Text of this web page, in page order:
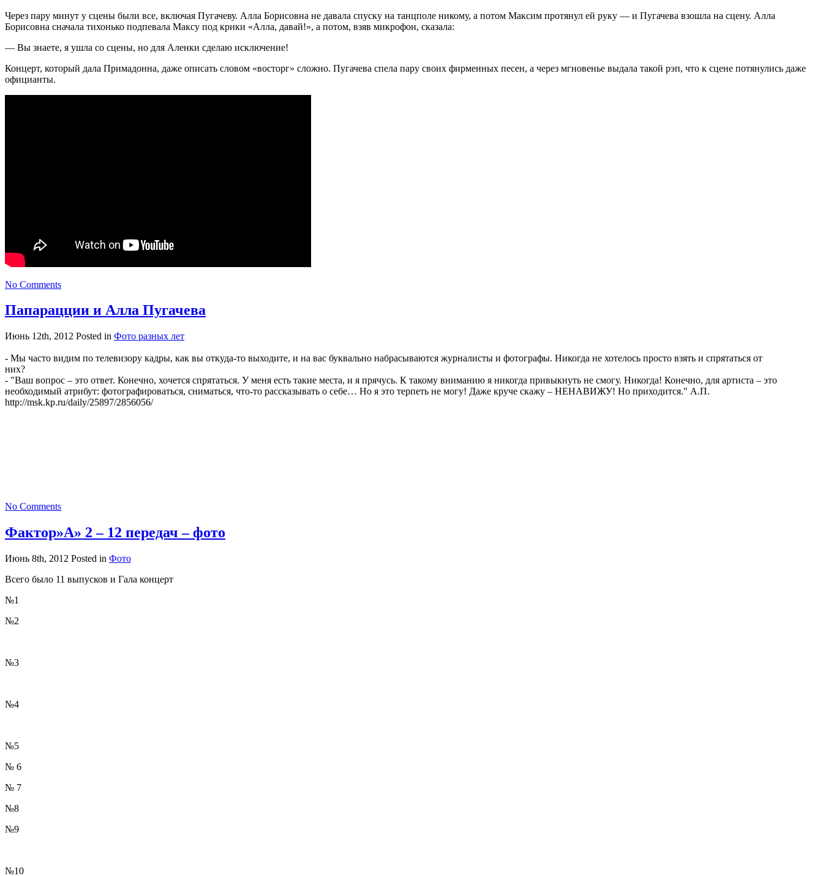
Через пару минут у сцены были все, включая Пугачеву. Алла Борисовна не давала спуску на танцполе никому, а потом Максим протянул ей руку — и Пугачева взошла на сцену. Алла
Борисовна сначала тихонько подпевала Максу под крики «Алла, давай!», а потом, взяв микрофон, сказала:
— Вы знаете, я ушла со сцены, но для Аленки сделаю исключение!
Концерт, который дала Примадонна, даже описать словом «восторг» сложно. Пугачева спела пару своих фирменных песен, а через мгновенье выдала такой рэп, что к сцене потянулись даже
официанты.
No Comments
Папарацции и Алла Пугачева
Июнь 12th, 2012 Posted in Фото разных лет
- Мы часто видим по телевизору кадры, как вы откуда-то выходите, и на вас буквально набрасываются журналисты и фотографы. Никогда не хотелось просто взять и спрятаться от
них?
- "Ваш вопрос – это ответ. Конечно, хочется спрятаться. У меня есть такие места, и я прячусь. К такому вниманию я никогда привыкнуть не смогу. Никогда! Конечно, для артиста – это
необходимый атрибут: фотографироваться, сниматься, что-то рассказывать о себе… Но я это терпеть не могу! Даже круче скажу – НЕНАВИЖУ! Но приходится." А.П.
http://msk.kp.ru/daily/25897/2856056/
No Comments
Фактор»А» 2 – 12 передач – фото
Июнь 8th, 2012 Posted in Фото
Всего было 11 выпусков и Гала концерт
№1
№2
№3
№4
№5
№ 6
№ 7
№8
№9
№10